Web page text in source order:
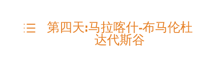
d
第四天:马拉喀什-布马伦杜
达代斯谷